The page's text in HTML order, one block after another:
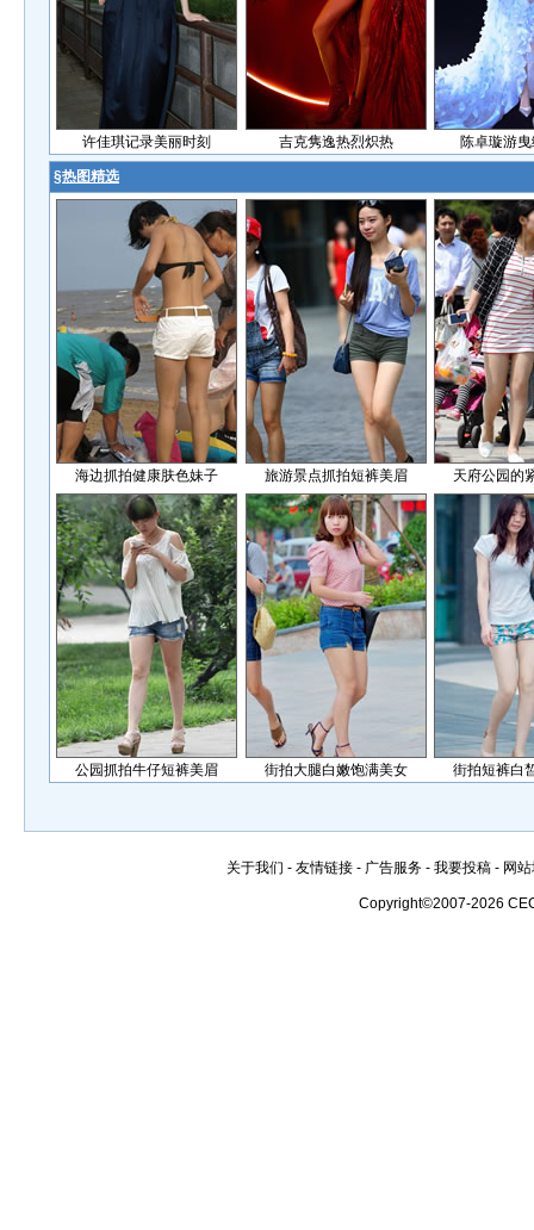
许佳琪记录美丽时刻 吉克隽逸热烈炽热 陈卓璇游
§热图精选
海边抓拍健康肤色妹子 旅游景点抓拍短裤美眉 天府公园的
公园抓拍牛仔短裤美眉 街拍大腿白嫩饱满美女 街拍短裤白
关于我们 - 友情链接 - 广告服务 - 我要投稿 - 网
Copyright©2007-2026